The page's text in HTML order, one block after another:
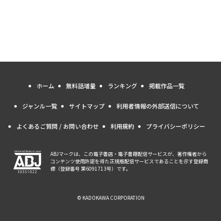
ホーム 無料話増量 ランキング 掲載作品一覧
ジャンル一覧 サイトマップ 利用者情報の外部送信について
よくあるご質問 / お問い合わせ 利用規約 プライバシーポリシー
ABJマークは、この電子書店・電子書籍配信サービスが、著作権者から
コンテンツ使用許諾を得た正規版配信サービスであることを示す登録商
標（登録番号 第6091713号）です。
© KADOKAWA CORPORATION